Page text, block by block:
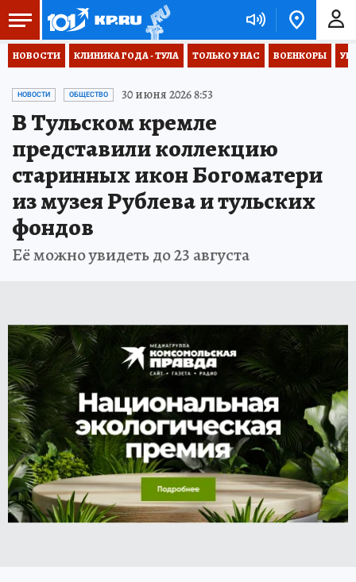
НОВОСТИ КЛИНИКА ГОДА - ТУЛА ТОЛЬКО У НАС ВОЕНКОРЫ
НОВОСТИ ОБЩЕСТВО 30 июня 2026 8:53
В Тульском кремле
представили коллекцию
старинных икон Богоматери
из музея Рублева и тульских
фондов
Её можно увидеть до 23 августа